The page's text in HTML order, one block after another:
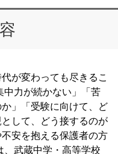
が変わっても尽きるこ
中力が続かない」「苦
」「受験に向けて、ど
して、どう接するのが
安を抱える保護者の方
、武蔵中学・高等学校